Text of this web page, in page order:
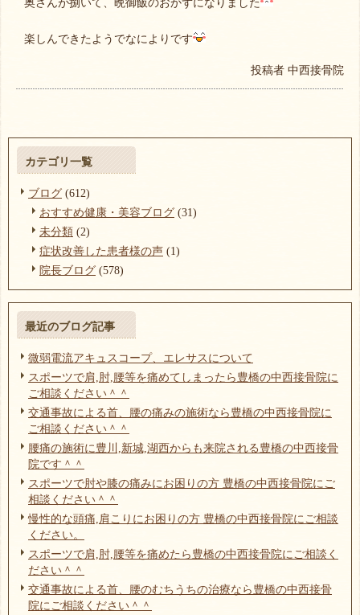
奥さんが捌いて、晩御飯のおかずになりました
楽しんできたようでなによりです
投稿者 中西接骨院
カテゴリ一覧
ブログ (612)
おすすめ健康・美容ブログ (31)
未分類 (2)
症状改善した患者様の声 (1)
院長ブログ (578)
最近のブログ記事
微弱電流アキュスコープ、エレサスについて
スポーツで肩,肘,腰等を痛めてしまったら豊橋の中西接骨院に
ご相談ください＾＾
交通事故による首、腰の痛みの施術なら豊橋の中西接骨院に
ご相談ください＾＾
腰痛の施術に豊川,新城,湖西からも来院される豊橋の中西接骨
院です＾＾
スポーツで肘や膝の痛みにお困りの方 豊橋の中西接骨院にご
相談ください＾＾
慢性的な頭痛,肩こりにお困りの方 豊橋の中西接骨院にご相談
ください。
スポーツで肩,肘,腰等を痛めたら豊橋の中西接骨院にご相談く
ださい＾＾
交通事故による首、腰のむちうちの治療なら豊橋の中西接骨
院にご相談ください＾＾